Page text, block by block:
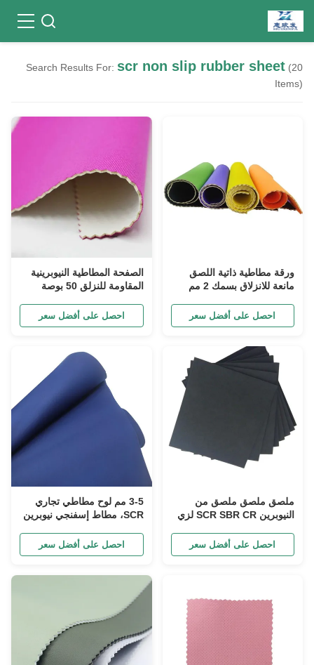
Search Results For: scr non slip rubber sheet (20
Items)
ورقة مطاطية ذاتية اللصق
مانعة للانزلاق بسمك 2 مم
احصل على أفضل سعر
الصفحة المطاطية النيوبرينية
المقاومة للنزلق 50 بوصة
احصل على أفضل سعر
ملصق ملصق ملصق من
النيوبرين SCR SBR CR لزي
احصل على أفضل سعر
3-5 مم لوح مطاطي تجاري
SCR، مطاط إسفنجي نيوبرين
احصل على أفضل سعر